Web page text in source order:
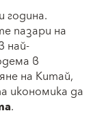
година.
пазари на
най-
в
на Китай,
икономика да
.